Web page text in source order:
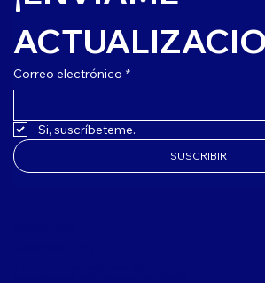
Correo electrónico *
Si, suscríbeteme.
SUSCRIBIR